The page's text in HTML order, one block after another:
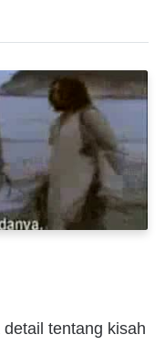
tentang kisah